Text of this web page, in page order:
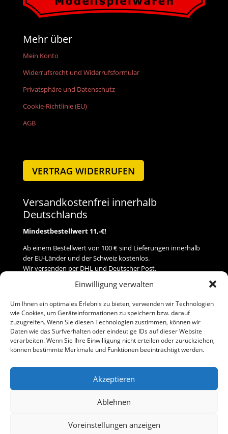
Einwilligung verwalten
Um Ihnen ein optimales Erlebnis zu bieten, verwenden wir Technologien
wie Cookies, um Geräteinformationen zu speichern bzw. darauf
zuzugreifen. Wenn Sie diesen Technologien zustimmen, können wir
Daten wie das Surfverhalten oder eindeutige IDs auf dieser Website
verarbeiten. Wenn Sie Ihre Einwilligung nicht erteilen oder zurückziehen,
können bestimmte Merkmale und Funktionen beeinträchtigt werden.
Akzeptieren
Ablehnen
Voreinstellungen anzeigen
Mehr über
Mein Konto
Widerrufsrecht und Widerrufsformular
Privatsphäre und Datenschutz
Cookie-Richtlinie (EU)
AGB
VERTRAG WIDERRUFEN
Versandkostenfrei innerhalb
Deutschlands
Mindestbestellwert 11,-€!
Ab einem Bestellwert von 100 € sind Lieferungen innerhalb
der EU-Länder und der Schweiz kostenlos.
Wir versenden per DHL und Deutscher Post.
Versand
Zahlung
Baumann Modellspielwaren
Telefon (0 91 61) 33 84